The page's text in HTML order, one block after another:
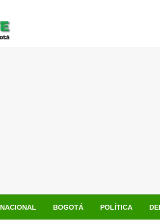
NACIONAL BOGOTÁ POLÍTICA